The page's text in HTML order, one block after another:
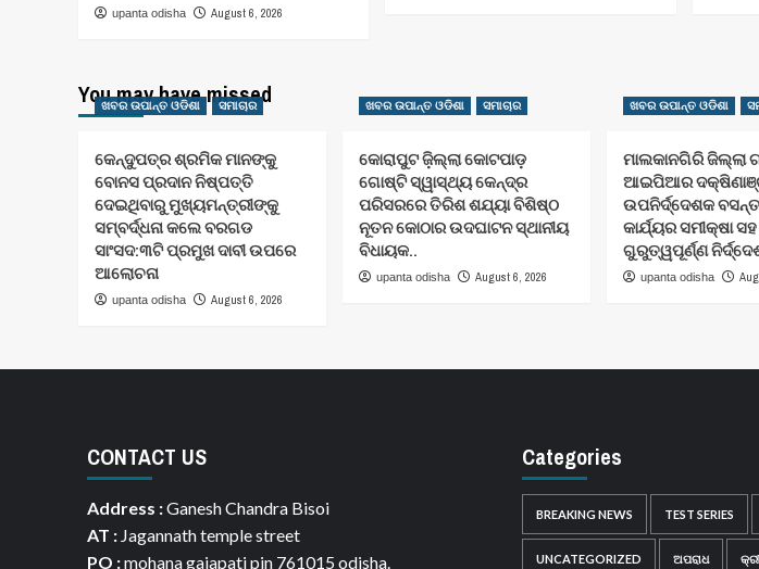
upanta odisha August 6, 2026
You may have missed
ଖବର ଉପାନ୍ତ ଓଡିଶା ସମାଚାର
କେନ୍ଦୁପତ୍ର ଶ୍ରମିକ ମାନଙ୍କୁ
ବୋନସ ପ୍ରଦାନ ନିଷ୍ପତ୍ତି
ଦେଇଥିବାରୁ ମୁଖ୍ୟମନ୍ତ୍ରୀଙ୍କୁ
ସମ୍ବର୍ଦ୍ଧନା କଲେ ବରଗଡ
ସାଂସଦ:୩ଟି ପ୍ରମୁଖ ଦାବୀ ଉପରେ
ଆଲୋଚନା
upanta odisha August 6, 2026
ଖବର ଉପାନ୍ତ ଓଡିଶା ସମାଚାର
କୋରାପୁଟ ଜ଼ିଲ୍ଲା କୋଟପାଡ଼
ଗୋଷ୍ଟି ସ୍ୱାସ୍ଥ୍ୟ କେନ୍ଦ୍ର
ପରିସରରେ ତିରିଶ ଶଯ୍ୟା ବିଶିଷ୍ଠ
ନୂତନ କୋଠାର ଉଦଘାଟନ ସ୍ଥାନୀୟ
ବିଧାୟକ..
upanta odisha August 6, 2026
ଖବର ଉପାନ୍ତ ଓଡିଶା
ମାଲକାନଗିରି ଜିଲ୍ଲା
ଆଇପିଆର
ଉପନିର୍ଦ୍ଦେଶକ
କାର୍ଯ୍ୟର ସମୀକ୍ଷା
ଗୁରୁତ୍ୱପୂର୍ଣ୍ଣ
upanta odisha
CONTACT US
Address :Ganesh Chandra Bisoi
AT :Jagannath temple street
PO :mohana gajapati pin 761015 odisha.
Categories
BREAKING NEWS TEST SERIES
UNCATEGORIZED ଅପରାଧ